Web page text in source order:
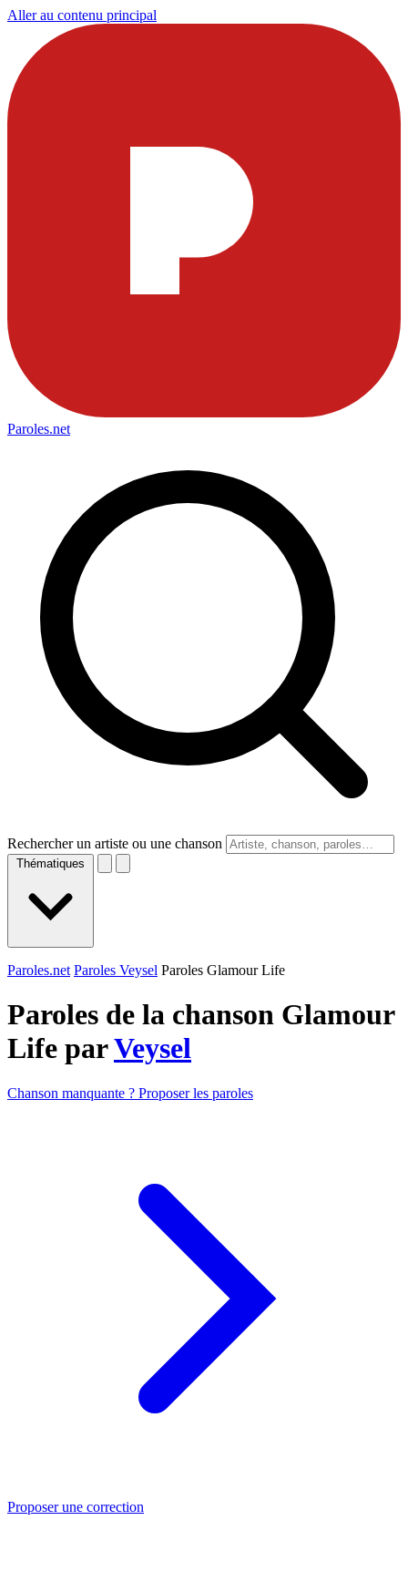
Aller au contenu principal
Paroles.net
Rechercher un artiste ou une chanson
Thématiques
Paroles.net Paroles Veysel Paroles Glamour Life
Paroles de la chanson Glamour
Life parVeysel
Chanson manquante ? Proposer les paroles
Proposer une correction